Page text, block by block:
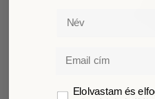
Név
Email
GDPRElolvastam és